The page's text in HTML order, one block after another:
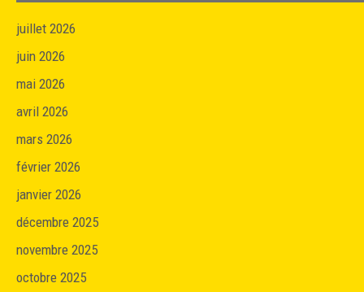
juillet 2026
juin 2026
mai 2026
avril 2026
mars 2026
février 2026
janvier 2026
décembre 2025
novembre 2025
octobre 2025